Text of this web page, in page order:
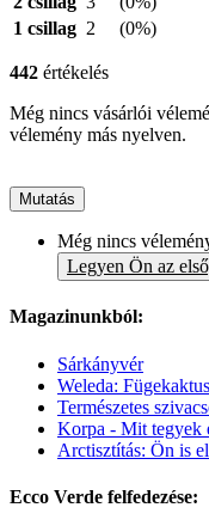
1 csillag 2 (0%)
442 értékelés
Még nincs vásárlói
vélemény más nyelven.
Mutatás
Még nincs
Legyen Ön az
Magazinunkból:
Sárkányvér
Weleda:
Természetes
Korpa - Mit tegyek
Arctisztítás: Ön is
Ecco Verde felfedezése: